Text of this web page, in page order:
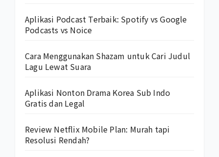
Aplikasi Podcast Terbaik: Spotify vs Google
Podcasts vs Noice
Cara Menggunakan Shazam untuk Cari Judul
Lagu Lewat Suara
Aplikasi Nonton Drama Korea Sub Indo
Gratis dan Legal
Review Netflix Mobile Plan: Murah tapi
Resolusi Rendah?